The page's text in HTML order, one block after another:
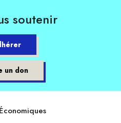
soutenir
un don